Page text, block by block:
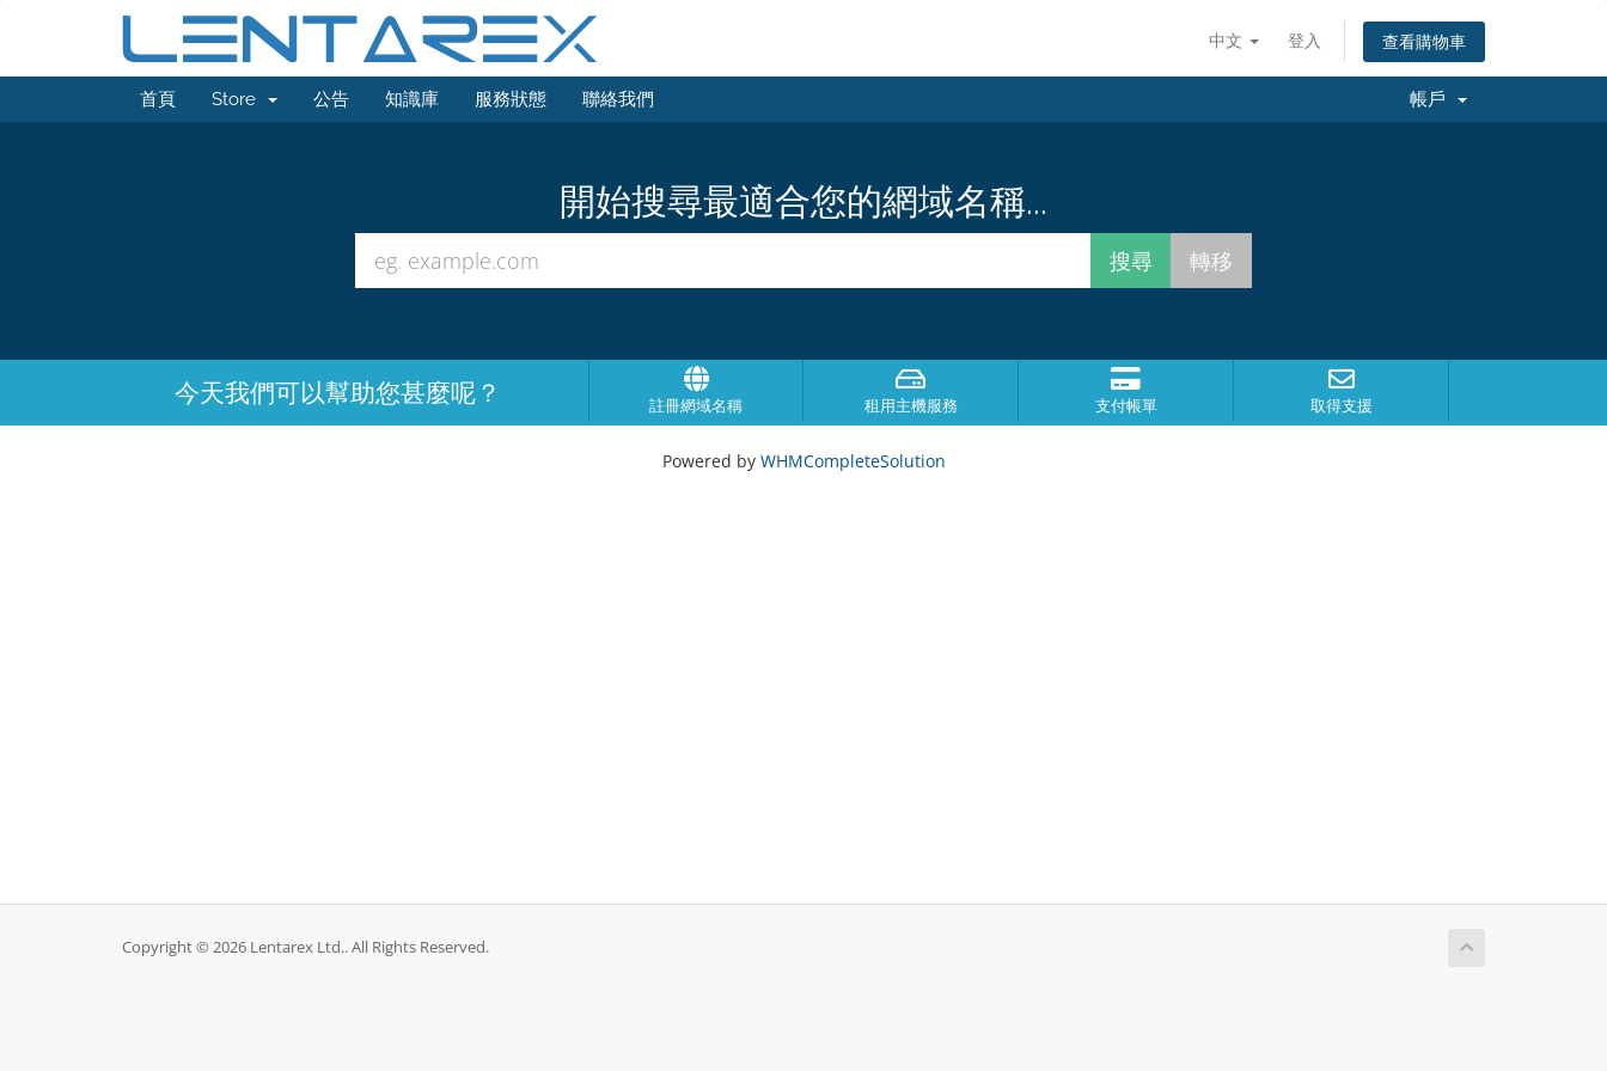
中文 登入 查看購物車
首頁 Store 公告 知識庫 服務狀態 聯絡我們 帳戶
開始搜尋最適合您的網域名稱...
今天我們可以幫助您甚麼呢？ 註冊網域名稱 租用主機服務 支付帳單 取得支援
Powered by WHMCompleteSolution
Copyright © 2026 Lentarex Ltd.. All Rights Reserved.